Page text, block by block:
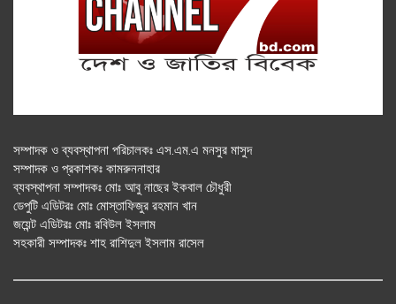
সম্পাদক ও ব্যবস্থাপনা পরিচালকঃ এস.এম.এ মনসুর মাসুদ
সম্পাদক ও প্রকাশকঃ কামরুননাহার
ব্যবস্থাপনা সম্পাদকঃ মোঃ আবু নাছের ইকবাল চৌধুরী
ডেপুটি এডিটরঃ মোঃ মোস্তাফিজুর রহমান খান
জয়েন্ট এডিটরঃ মোঃ রবিউল ইসলাম
সহকারী সম্পাদকঃ শাহ রাশিদুল ইসলাম রাসেল